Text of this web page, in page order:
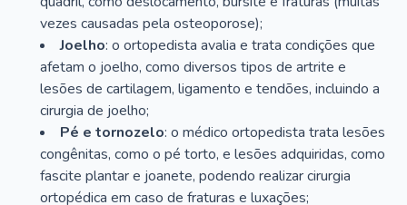
vezes causadas pela osteoporose);
Joelho: o ortopedista avalia e trata condições que
afetam o joelho, como diversos tipos de artrite e
lesões de cartilagem, ligamento e tendões, incluindo a
cirurgia de joelho;
Pé e tornozelo: o médico ortopedista trata lesões
congênitas, como o pé torto, e lesões adquiridas, como
fascite plantar e joanete, podendo realizar cirurgia
ortopédica em caso de fraturas e luxações;